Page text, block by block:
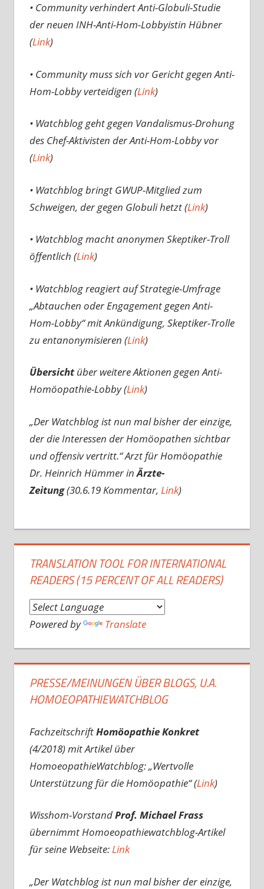
• Community verhindert Anti-Globuli-Studie
der neuen INH-Anti-Hom-Lobbyistin Hübner
(Link)
• Community muss sich vor Gericht gegen Anti-
Hom-Lobby verteidigen (Link)
• Watchblog geht gegen Vandalismus-Drohung
des Chef-Aktivisten der Anti-Hom-Lobby vor
(Link)
• Watchblog bringt GWUP-Mitglied zum
Schweigen, der gegen Globuli hetzt (Link)
• Watchblog macht anonymen Skeptiker-Troll
öffentlich (Link)
• Watchblog reagiert auf Strategie-Umfrage
„Abtauchen oder Engagement gegen Anti-
Hom-Lobby“ mit Ankündigung, Skeptiker-Trolle
zu entanonymisieren (Link)
Übersichtüber weitere Aktionen gegen Anti-
Homöopathie-Lobby (Link)
„Der Watchblog ist nun mal bisher der einzige,
der die Interessen der Homöopathen sichtbar
und offensiv vertritt.“Arzt für Homöopathie
Dr. Heinrich Hümmer inÄrzte-
Zeitung(30.6.19 Kommentar, Link)
TRANSLATION TOOL FOR INTERNATIONAL
READERS (15 PERCENT OF ALL READERS)
Powered by Translate
PRESSE/MEINUNGEN ÜBER BLOGS, U.A.
HOMOEOPATHIEWATCHBLOG
FachzeitschriftHomöopathie Konkret
(4/2018) mit Artikel über
HomoeopathieWatchblog: „Wertvolle
Unterstützung für die Homöopathie“ (Link)
Wisshom-VorstandProf. Michael Frass
übernimmt Homoeopathiewatchblog-Artikel
für seine Webseite:Link
„Der Watchblog ist nun mal bisher der einzige,